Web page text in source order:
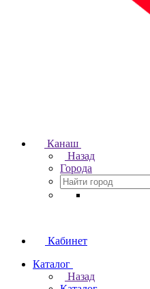
Канаш
Назад
Города
Кабинет
Каталог
Назад